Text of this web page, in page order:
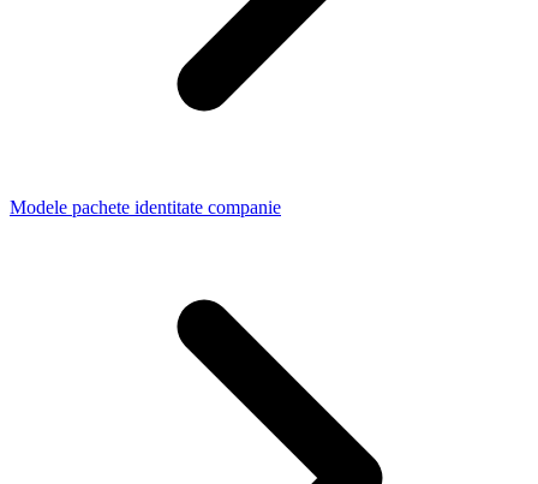
Modele pachete identitate companie